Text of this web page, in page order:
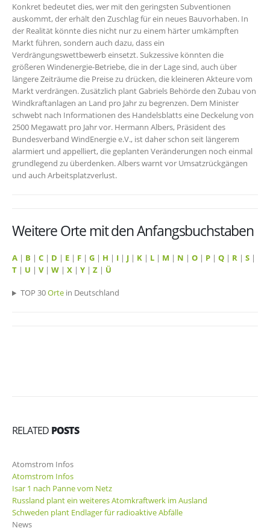
Konkret bedeutet dies, wer mit den geringsten Subventionen
auskommt, der erhält den Zuschlag für ein neues Bauvorhaben. In
der Realität könnte dies nicht nur zu einem härter umkämpften
Markt führen, sondern auch dazu, dass ein
Verdrängungswettbewerb einsetzt. Sukzessive könnten die
größeren Windenergie-Betriebe, die in der Lage sind, auch über
längere Zeiträume die Preise zu drücken, die kleineren Akteure vom
Markt verdrängen. Zusätzlich plant Gabriels Behörde den Zubau von
Windkraftanlagen an Land pro Jahr zu begrenzen. Dem Minister
schwebt nach Informationen des Handelsblatts eine Deckelung von
2500 Megawatt pro Jahr vor. Hermann Albers, Präsident des
Bundesverband WindEnergie e.V., ist daher schon seit längerem
alarmiert und appelliert, die geplanten Veränderungen noch einmal
grundlegend zu überdenken. Albers warnt vor Umsatzrückgängen
und auch Arbeitsplatzverlust.
Weitere Orte mit den Anfangsbuchstaben
A | B | C | D | E | F | G | H | I | J | K | L | M | N | O | P | Q | R | S |
T | U | V| W | X | Y | Z | Ü
TOP 30Ortein Deutschland
RELATED POSTS
Atomstrom Infos
Atomstrom Infos
Isar 1 nach Panne vom Netz
Russland plant ein weiteres Atomkraftwerk im Ausland
Schweden plant Endlager für radioaktive Abfälle
News